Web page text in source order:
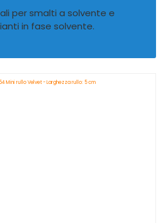
per smalti a solvente e
in fase solvente.